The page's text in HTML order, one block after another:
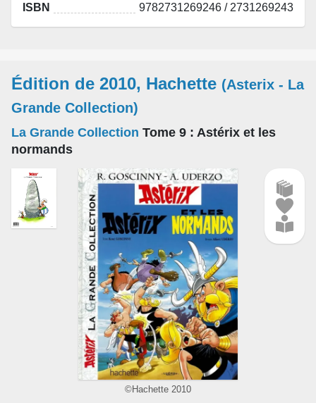
ISBN 9782731269246 / 2731269243
Édition de 2010, Hachette (Asterix - La
Grande Collection)
La Grande Collection Tome 9 : Astérix et les
normands
©Hachette 2010